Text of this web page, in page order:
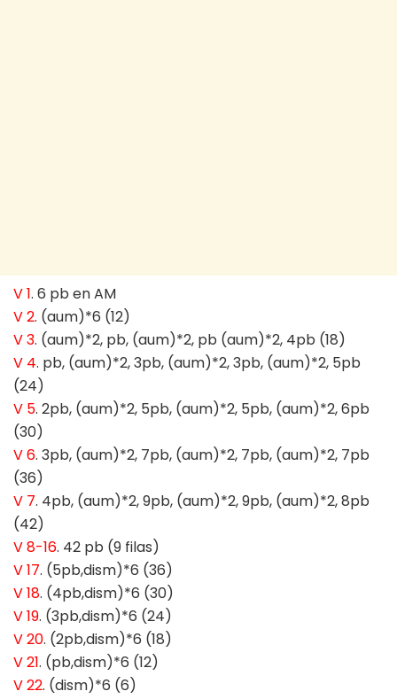
V 1. 6 pb en AM
V 2. (aum)*6 (12)
V 3. (aum)*2, pb, (aum)*2, pb (aum)*2, 4pb (18)
V 4. pb, (aum)*2, 3pb, (aum)*2, 3pb, (aum)*2, 5pb
(24)
V 5. 2pb, (aum)*2, 5pb, (aum)*2, 5pb, (aum)*2, 6pb
(30)
V 6. 3pb, (aum)*2, 7pb, (aum)*2, 7pb, (aum)*2, 7pb
(36)
V 7. 4pb, (aum)*2, 9pb, (aum)*2, 9pb, (aum)*2, 8pb
(42)
V 8-16. 42 pb (9 filas)
V 17. (5pb,dism)*6 (36)
V 18. (4pb,dism)*6 (30)
V 19. (3pb,dism)*6 (24)
V 20. (2pb,dism)*6 (18)
V 21. (pb,dism)*6 (12)
V 22. (dism)*6 (6)